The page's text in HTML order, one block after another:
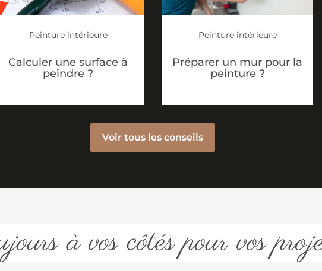
Peinture intérieure
Calculer une surface à
peindre ?
Peinture intérieure
Préparer un mur pour la
peinture ?
Voir tous les conseils
à vos côtés pour vos